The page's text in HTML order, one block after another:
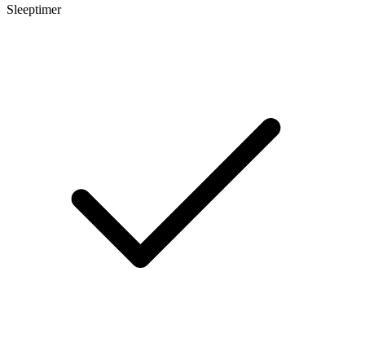
Sleeptimer